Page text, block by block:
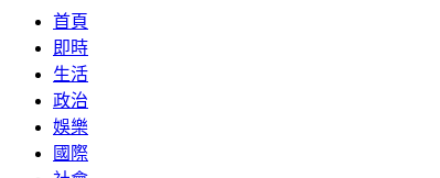
首頁
即時
生活
政治
娛樂
國際